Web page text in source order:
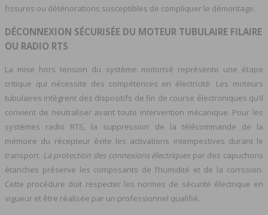
fissures ou détériorations susceptibles de compliquer le démontage.
DÉCONNEXION SÉCURISÉE DU MOTEUR TUBULAIRE FILAIRE
OU RADIO RTS
La mise hors tension du système motorisé représente une étape
critique qui nécessite des compétences en électricité. Les moteurs
tubulaires intègrent des dispositifs de fin de course électroniques qu’il
convient de neutraliser avant toute intervention mécanique. Pour les
systèmes radio RTS, la suppression de la télécommande de la
mémoire du récepteur évite les activations intempestives durant le
transport. La protection des connexions électriques par des capuchons
étanches préserve les composants de l’humidité et de la corrosion.
Cette procédure doit respecter les normes de sécurité électrique en
vigueur et être réalisée par un professionnel qualifié.